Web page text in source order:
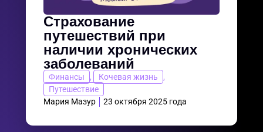
Страхование
путешествий при
наличии хронических
заболеваний
Финансы , Кочевая жизнь
,
Путешествие
Мария Мазур
23 октября 2025 года